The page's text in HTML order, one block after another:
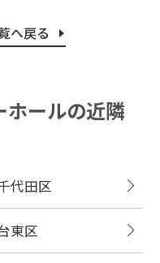
へ戻る
ールの近隣
代田区
東区